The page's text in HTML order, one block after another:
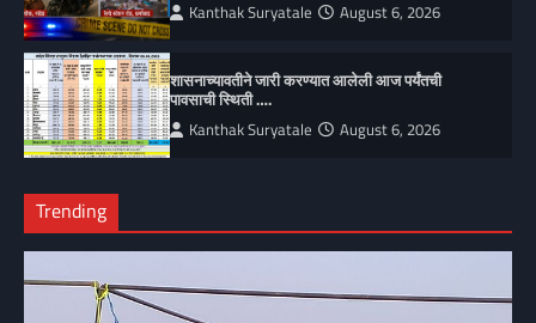
Kanthak Suryatale August 6, 2026
शासनाच्यावतीने जारी करण्यात आलेली आज पर्यंतची
पावसाची स्थिती ….
Kanthak Suryatale August 6, 2026
Trending